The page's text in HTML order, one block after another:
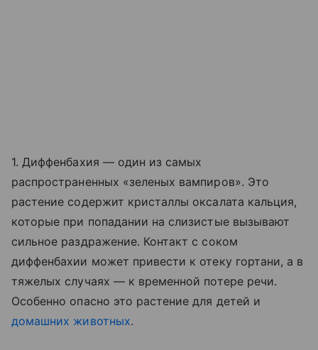
1. Диффенбахия — один из самых
распространенных «зеленых вампиров». Это
растение содержит кристаллы оксалата кальция,
которые при попадании на слизистые вызывают
сильное раздражение. Контакт с соком
диффенбахии может привести к отеку гортани, а в
тяжелых случаях — к временной потере речи.
Особенно опасно это растение для детей и
домашних животных.